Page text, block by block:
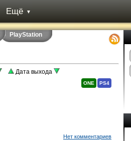
Ещё ▼
PlayStation
Дата выхода
PS4
ONE
Нет комментариев